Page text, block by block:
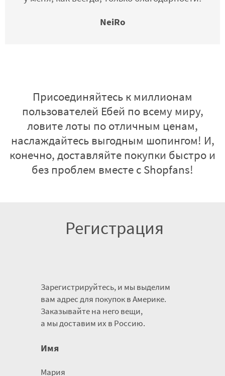
NeiRo
Присоединяйтесь к миллионам
пользователей Ебей по всему миру,
ловите лоты по отличным ценам,
наслаждайтесь выгодным шопингом! И,
конечно, доставляйте покупки быстро и
без проблем вместе с Shopfans!
Регистрация
Зарегистрируйтесь, и мы выделим
вам адрес для покупок в Америке.
Заказывайте на него вещи,
а мы доставим их в Россию.
Имя